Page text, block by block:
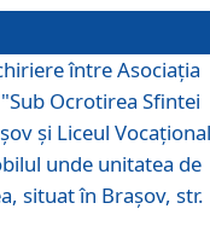
între Asociația
Ocrotirea Sfintei
şi Liceul
unde unitatea de
situat în Braşov, str.